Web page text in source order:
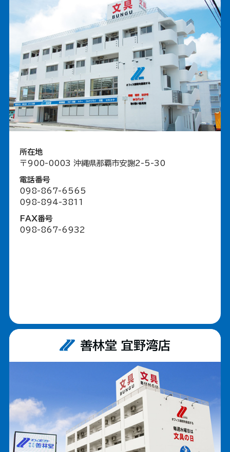
所在地
〒900-0003 沖縄県那覇市安謝2-5-30
電話番号
098-867-6565
098-894-3811
FAX番号
098-867-6932
善林堂 宜野湾店